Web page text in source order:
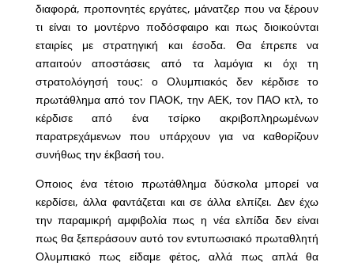
διαφορά, προπονητές εργάτες, μάνατζερ που να ξέρουν
τι είναι το μοντέρνο ποδόσφαιρο και πως διοικούνται
εταιρίες με στρατηγική και έσοδα. Θα έπρεπε να
απαιτούν αποστάσεις από τα λαμόγια κι όχι τη
στρατολόγησή τους: ο Ολυμπιακός δεν κέρδισε το
πρωτάθλημα από τον ΠΑΟΚ, την ΑΕΚ, τον ΠΑΟ κτλ, το
κέρδισε από ένα τσίρκο ακριβοπληρωμένων
παρατρεχάμενων που υπάρχουν για να καθορίζουν
συνήθως την έκβασή του.
Οποιος ένα τέτοιο πρωτάθλημα δύσκολα μπορεί να
κερδίσει, άλλα φαντάζεται και σε άλλα ελπίζει. Δεν έχω
την παραμικρή αμφιβολία πως η νέα ελπίδα δεν είναι
πως θα ξεπεράσουν αυτό τον εντυπωσιακό πρωταθλητή
Ολυμπιακό πως είδαμε φέτος, αλλά πως απλά θα